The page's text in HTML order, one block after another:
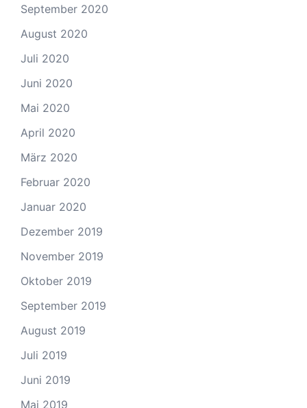
September 2020
August 2020
Juli 2020
Juni 2020
Mai 2020
April 2020
März 2020
Februar 2020
Januar 2020
Dezember 2019
November 2019
Oktober 2019
September 2019
August 2019
Juli 2019
Juni 2019
Mai 2019